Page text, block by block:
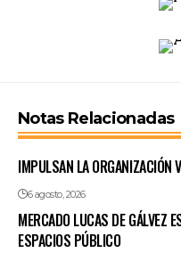
Notas Relacionadas
IMPULSAN LA ORGANIZACIÓN
6 agosto, 2026
MERCADO LUCAS DE GÁLVEZ
ESPACIOS PÚBLICO